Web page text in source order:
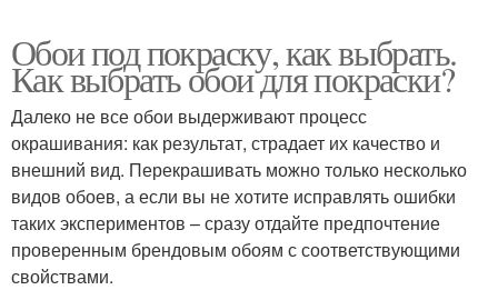
Обои под покраску, как выбрать.
Как выбрать обои для покраски?
Далеко не все обои выдерживают процесс
окрашивания: как результат, страдает их качество и
внешний вид. Перекрашивать можно только несколько
видов обоев, а если вы не хотите исправлять ошибки
таких экспериментов – сразу отдайте предпочтение
проверенным брендовым обоям с соответствующими
свойствами.